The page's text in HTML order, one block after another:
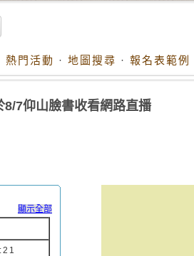
熱門活動 · 地圖搜尋 · 報名表範例
7仰山臉書收看網路直播
顯示全部